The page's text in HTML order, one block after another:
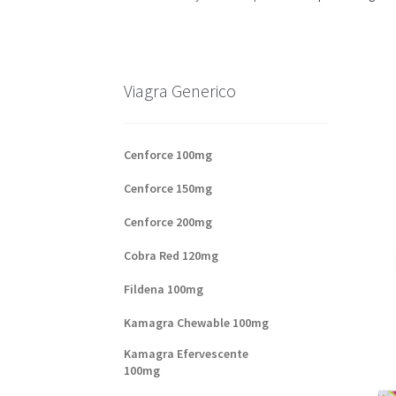
Viagra Generico
Cenforce 100mg
Cenforce 150mg
Cenforce 200mg
Cobra Red 120mg
Fildena 100mg
Kamagra Chewable 100mg
Kamagra Efervescente
100mg